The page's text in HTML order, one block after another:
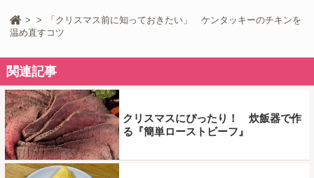
「クリスマス前に知っておきたい」 ケンタッキーのチキンを
温め直すコツ
関連記事
クリスマスにぴったり！ 炊飯器で作
る『簡単ローストビーフ』